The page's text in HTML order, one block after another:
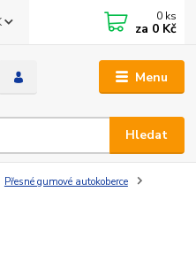
Menu
Hledat
0 ks
za 0 Kč
Přesné gumové autokoberce